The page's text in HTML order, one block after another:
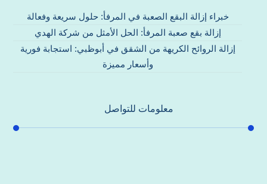
خبراء إزالة البقع الصعبة في المرفأ: حلول سريعة وفعالة
إزالة بقع صعبة المرفأ: الحل الأمثل من شركة الهدي
إزالة الروائح الكريهة من الشقق في أبوظبي: استجابة فورية
وأسعار مميزة
معلومات للتواصل